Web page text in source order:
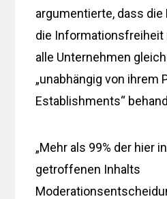
argumentierte, dass die
die Informationsfreiheit
alle Unternehmen
„unabhängig von ihrem
Establishments“
„Mehr als 99% der hier
getroffenen Inhalts